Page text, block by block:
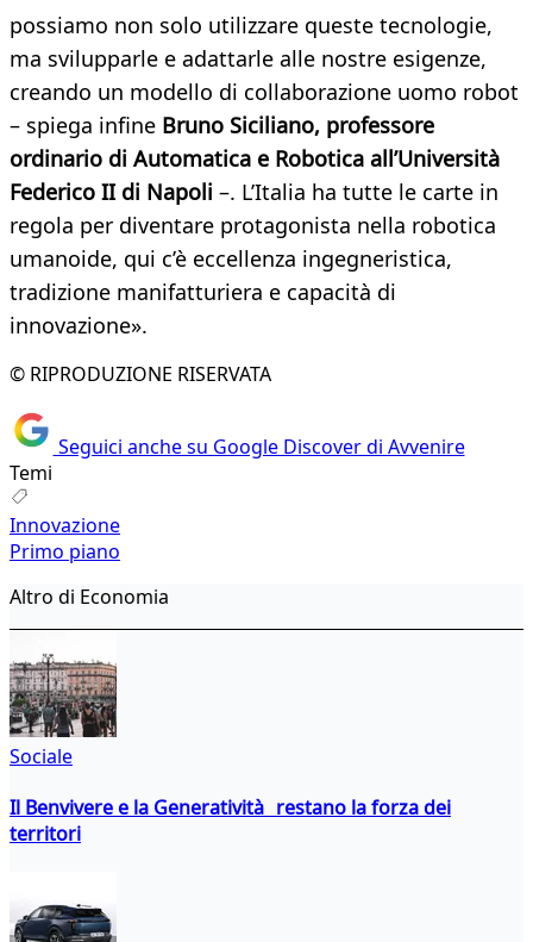
possiamo non solo utilizzare queste tecnologie,
ma svilupparle e adattarle alle nostre esigenze,
creando un modello di collaborazione uomo robot
– spiega infine Bruno Siciliano, professore
ordinario di Automatica e Robotica all’Università
Federico II di Napoli –. L’Italia ha tutte le carte in
regola per diventare protagonista nella robotica
umanoide, qui c’è eccellenza ingegneristica,
tradizione manifatturiera e capacità di
innovazione».
© RIPRODUZIONE RISERVATA
Seguici anche su Google Discover di Avvenire
Temi
Innovazione
Primo piano
Altro di Economia
Sociale
Il Benvivere e la Generatività restano la forza dei
territori